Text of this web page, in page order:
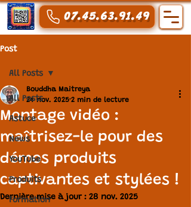
07.45.63.91.49
Post
All Posts
Astuce
News
YouTube
Produits
Formation
All Posts
Montage vidéo :
maîtrisez-le pour des
démos produits
captivantes et stylées !
Bouddha Maitreya
24 nov. 2025 2 min de lecture
Dernière mise à jour : 28 nov. 2025